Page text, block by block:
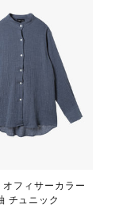
オフィサーカラー
チュニック